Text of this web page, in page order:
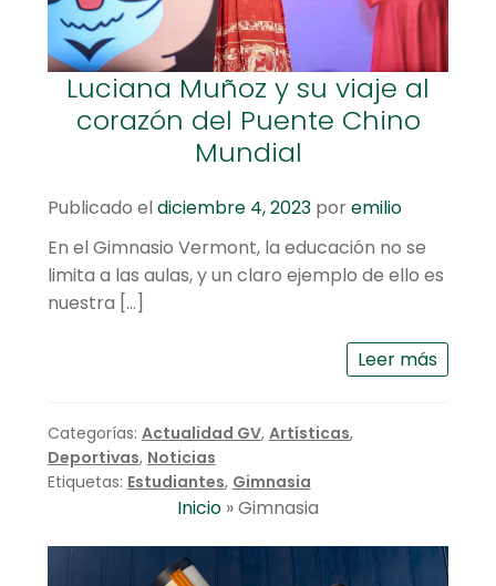
Luciana Muñoz y su viaje al
corazón del Puente Chino
Mundial
Publicado el diciembre 4, 2023 poremilio
En el Gimnasio Vermont, la educación no se
limita a las aulas, y un claro ejemplo de ello es
nuestra […]
Leer más
Categorías: Actualidad GV, Artísticas,
Deportivas, Noticias
Etiquetas: Estudiantes, Gimnasia
Inicio »Gimnasia